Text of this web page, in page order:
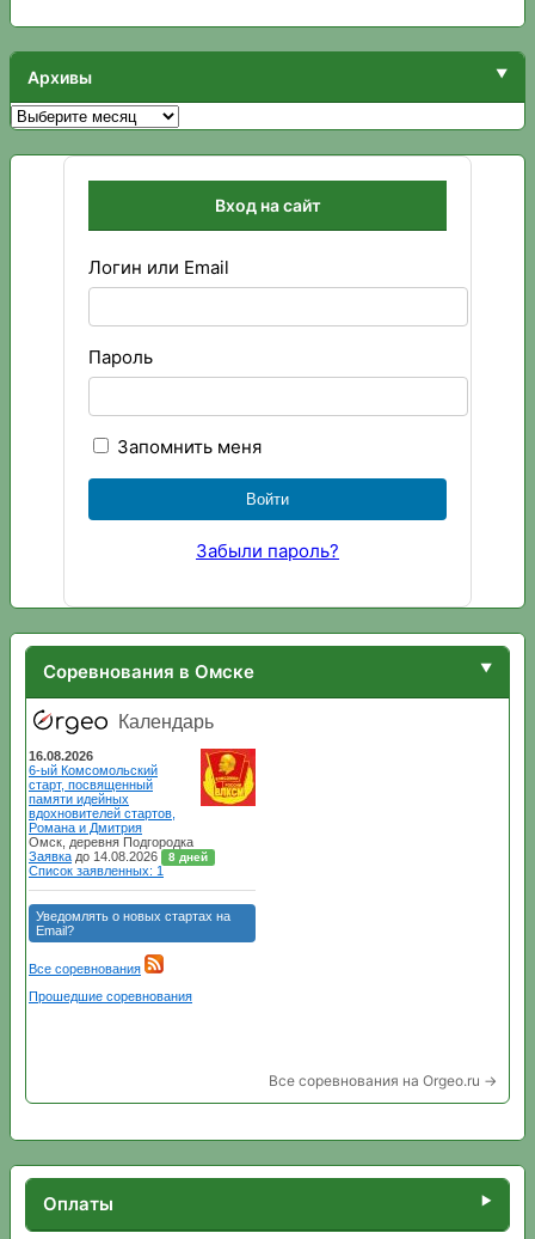
Архивы
Архивы
Вход на сайт
Логин или Email
Пароль
Запомнить меня
Забыли пароль?
Соревнования в Омске
Все соревнования на Orgeo.ru →
Оплаты